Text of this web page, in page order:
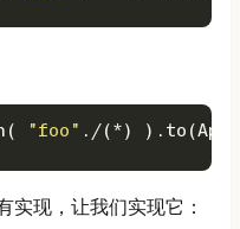
"foo" ./(*) ).to(
实现，让我们实现它：